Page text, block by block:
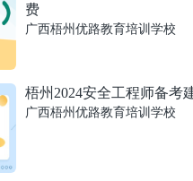
费
广西梧州优路教育培训学校
梧州2024安全工程师备考
广西梧州优路教育培训学校